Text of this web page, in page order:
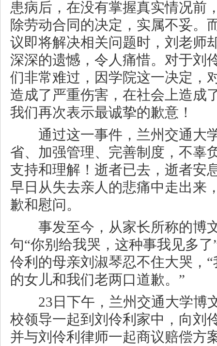
患病后，在没有掌握真实情况前
除劳动合同的决定，实属不妥。
议即将解决相关问题时，刘老师
深深的遗憾，令人痛惜。对于刘
们非常难过，因学院这一决定，
造成了严重伤害，在社会上造成
我们再次表示最诚挚的歉意！
通过这一事件，兰州交通大
省、加强管理、完善制度，不辜
支持和理解！逝者已去，逝者安
早日从失去亲人的悲痛中走出来
歉和慰问。
事发至今，从家长所称的博
句“你别给我哭，这种事我见多
伶利的母亲刘淑琴忍不住大哭，
的女儿和我们老两口道歉。”
23日下午，兰州交通大学博
校领导一起到刘伶利家中，向刘
并与刘伶利律师一起商议赔偿方